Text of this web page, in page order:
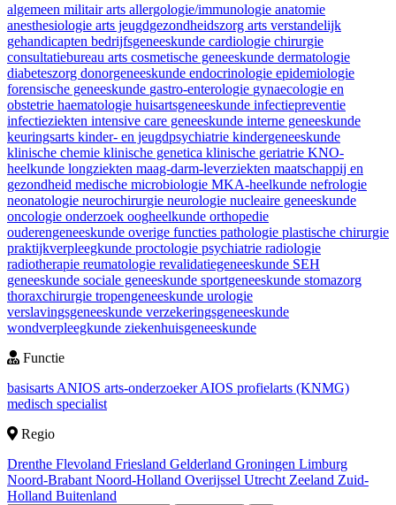
algemeen militair arts allergologie/immunologie anatomie
anesthesiologie arts jeugdgezondheidszorg arts verstandelijk
gehandicapten bedrijfsgeneeskunde cardiologie chirurgie
consultatiebureau arts cosmetische geneeskunde dermatologie
diabeteszorg donorgeneeskunde endocrinologie epidemiologie
forensische geneeskunde gastro-enterologie gynaecologie en
obstetrie haematologie huisartsgeneeskunde infectiepreventie
infectieziekten intensive care geneeskunde interne geneeskunde
keuringsarts kinder- en jeugdpsychiatrie kindergeneeskunde
klinische chemie klinische genetica klinische geriatrie KNO-
heelkunde longziekten maag-darm-leverziekten maatschappij en
gezondheid medische microbiologie MKA-heelkunde nefrologie
neonatologie neurochirurgie neurologie nucleaire geneeskunde
oncologie onderzoek oogheelkunde orthopedie
ouderengeneeskunde overige functies pathologie plastische chirurgie
praktijkverpleegkunde proctologie psychiatrie radiologie
radiotherapie reumatologie revalidatiegeneeskunde SEH
geneeskunde sociale geneeskunde sportgeneeskunde stomazorg
thoraxchirurgie tropengeneeskunde urologie
verslavingsgeneeskunde verzekeringsgeneeskunde
wondverpleegkunde ziekenhuisgeneeskunde
Functie
basisarts ANIOS arts-onderzoekerAIOS profielarts (KNMG)
medisch specialist
Regio
Drenthe Flevoland Friesland Gelderland Groningen Limburg
Noord-Brabant Noord-Holland Overijssel Utrecht Zeeland Zuid-
Holland Buitenland